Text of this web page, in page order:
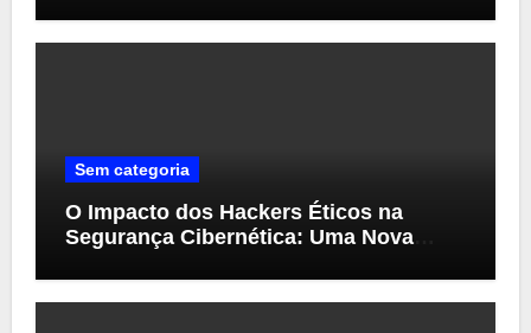
Sem categoria
O Impacto dos Hackers Éticos na
Segurança Cibernética: Uma Nova